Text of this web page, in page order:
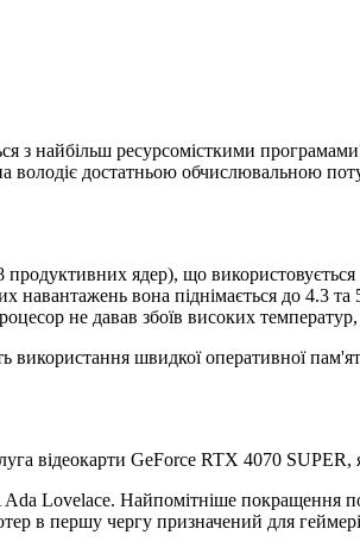
з найбільш ресурсомісткими
достатньою обчислювальною
ядер), що використовується
вона піднімається до 4.3
не давав збоїв високих
швидкої оперативної
відеокарти GeForce RTX 4070
Lovelace. Найпомітніше покращення
в першу чергу призначений для